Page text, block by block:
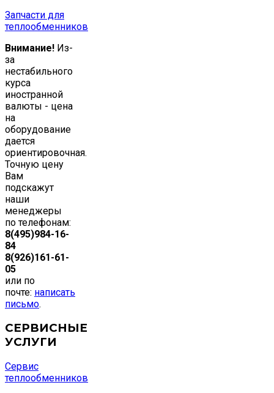
Запчасти для
теплообменников
Внимание! Из-
за
нестабильного
курса
иностранной
валюты - цена
на
оборудование
дается
ориентировочная.
Точную цену
Вам
подскажут
наши
менеджеры
по телефонам:
8(495)984-16-
84
8(926)161-61-
05
или по
почте: написать
письмо.
СЕРВИСНЫЕ
УСЛУГИ
Сервис
теплообменников